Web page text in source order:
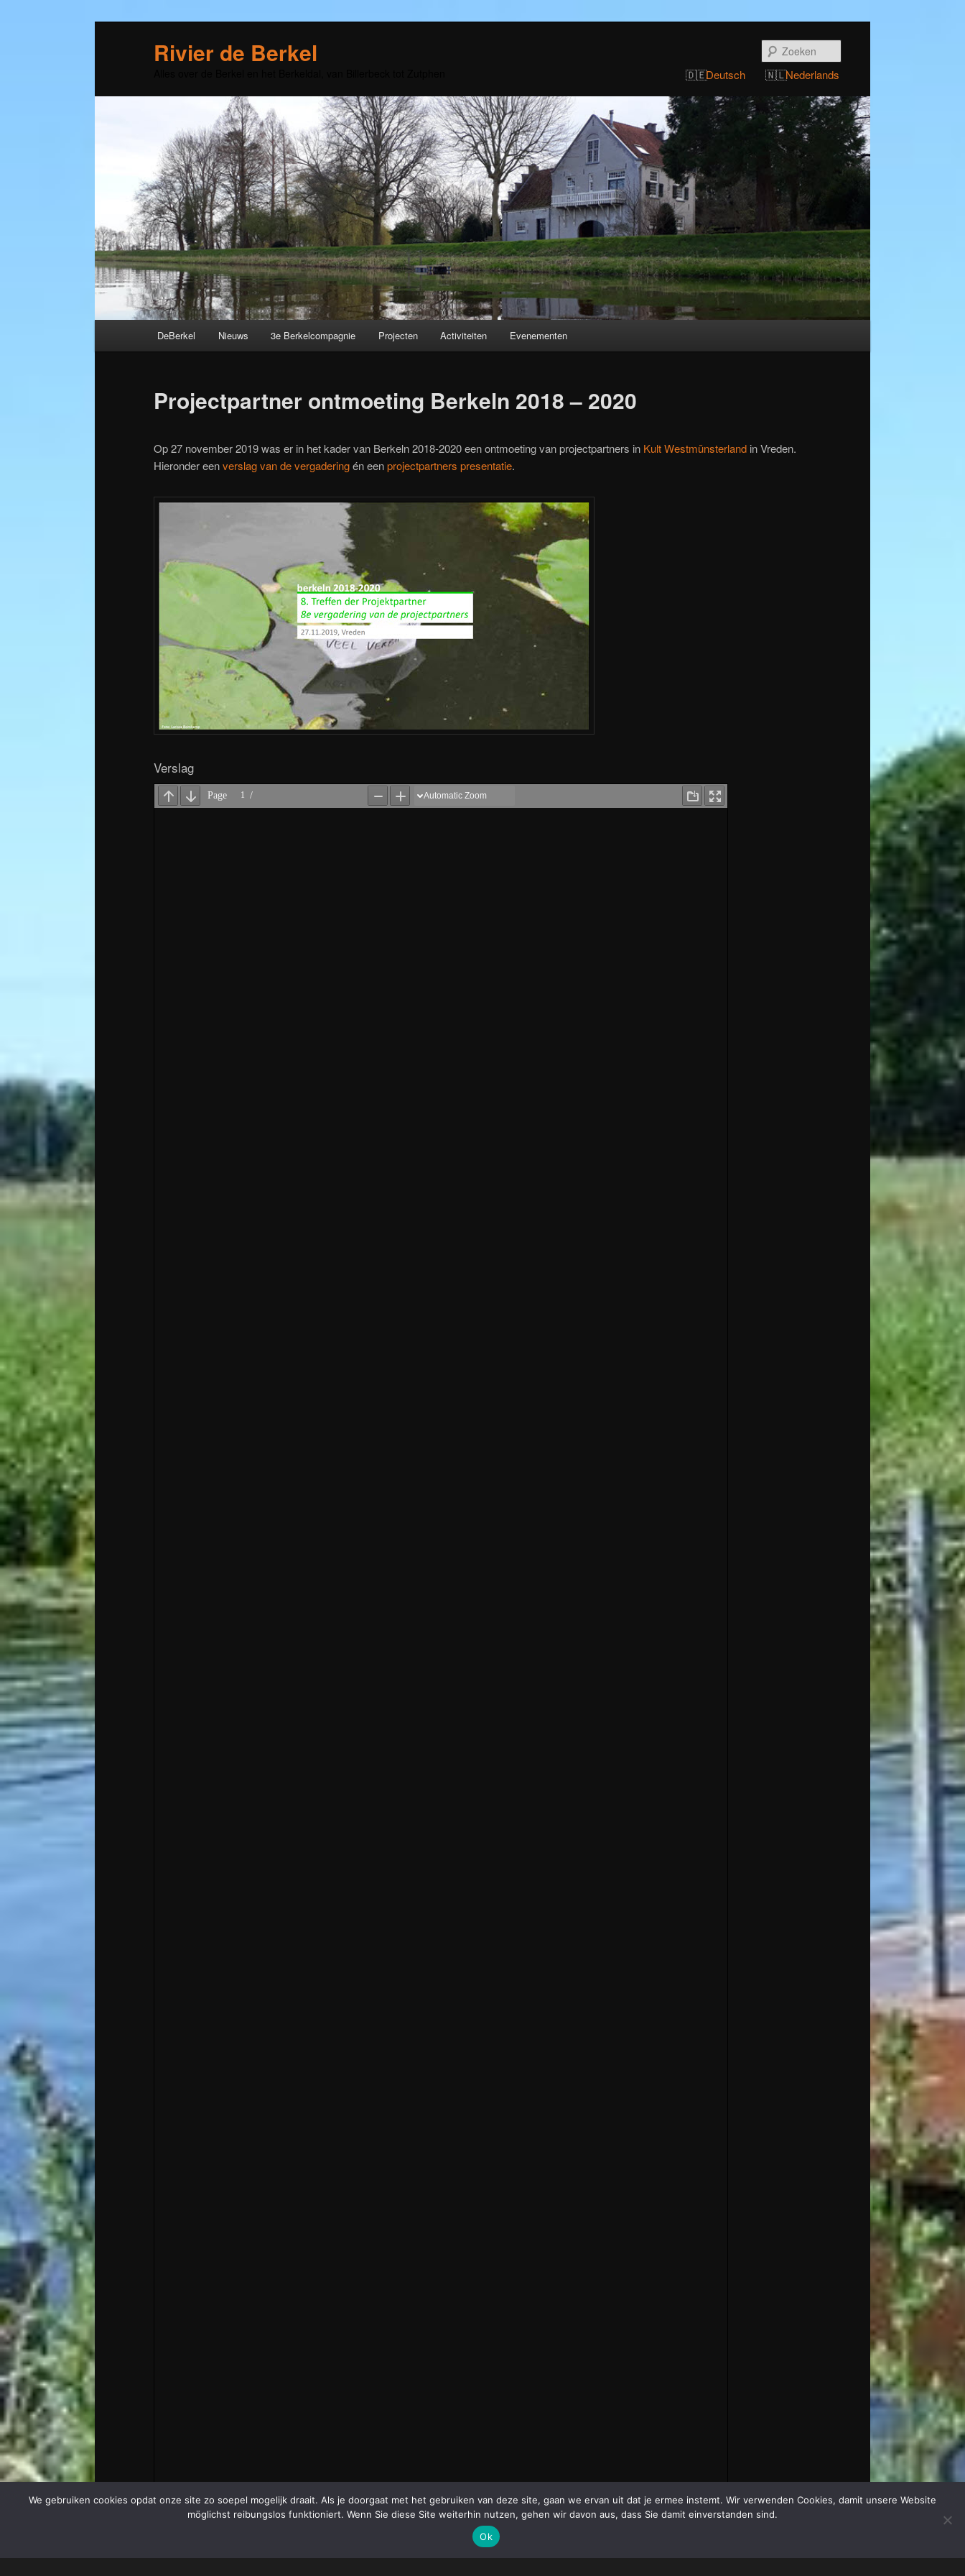
Rivier de Berkel
Deutsch Nederlands
Spring
de
primaire
DeBerkel Nieuws 3e Berkelcompagnie Projecten Activiteiten Evenementen
Projectpartner ontmoeting Berkeln 2018 – 2020
Op 27 november 2019 was er in het kader van Berkeln 2018-2020 een ontmoeting van projectpartners in Kult Westmünsterland in Vreden.
Hieronder eenverslag van de vergaderingén eenprojectpartners presentatie.
Verslag
We gebruiken cookies opdat onze site zo soepel mogelijk draait. Als je doorgaat met het gebruiken van deze site, gaan we ervan uit dat je ermee instemt. Wir verwenden Cookies, damit unsere Website
möglichst reibungslos funktioniert. Wenn Sie diese Site weiterhin nutzen, gehen wir davon aus, dass Sie damit einverstanden sind.
Ok